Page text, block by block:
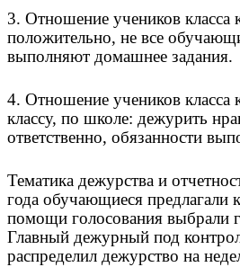
3. Отношение учеников класса
положительно, не все
выполняют домашнее задания.
4. Отношение учеников класса
классу, по школе: дежурить
ответственно, обязанности
Тематика дежурства и
года обучающиеся предлагали
помощи голосования выбрали
Главный дежурный под
распределил дежурство на